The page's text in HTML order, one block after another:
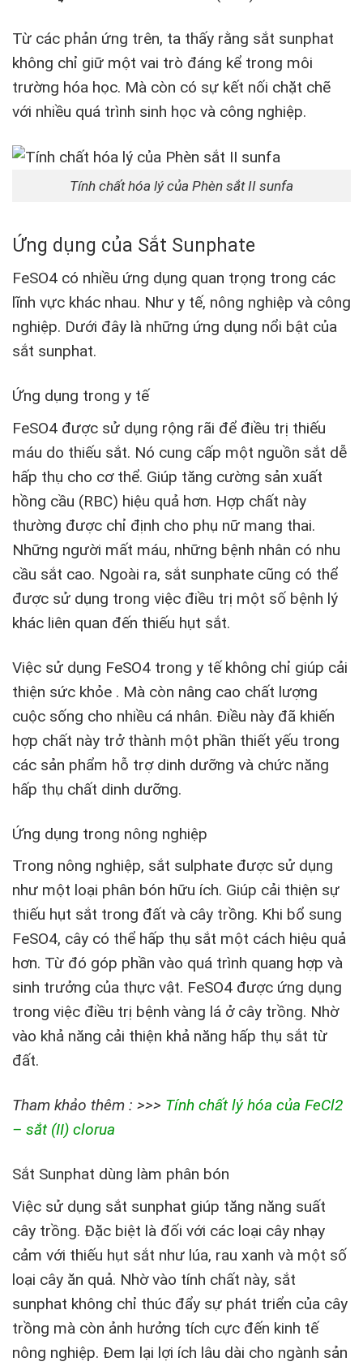
Từ các phản ứng trên, ta thấy rằng sắt sunphat
không chỉ giữ một vai trò đáng kể trong môi
trường hóa học. Mà còn có sự kết nối chặt chẽ
với nhiều quá trình sinh học và công nghiệp.
Tính chất hóa lý của Phèn sắt II sunfa
Ứng dụng của Sắt Sunphate
FeSO4 có nhiều ứng dụng quan trọng trong các
lĩnh vực khác nhau. Như y tế, nông nghiệp và công
nghiệp. Dưới đây là những ứng dụng nổi bật của
sắt sunphat.
Ứng dụng trong y tế
FeSO4 được sử dụng rộng rãi để điều trị thiếu
máu do thiếu sắt. Nó cung cấp một nguồn sắt dễ
hấp thụ cho cơ thể. Giúp tăng cường sản xuất
hồng cầu (RBC) hiệu quả hơn. Hợp chất này
thường được chỉ định cho phụ nữ mang thai.
Những người mất máu, những bệnh nhân có nhu
cầu sắt cao. Ngoài ra, sắt sunphate cũng có thể
được sử dụng trong việc điều trị một số bệnh lý
khác liên quan đến thiếu hụt sắt.
Việc sử dụng FeSO4 trong y tế không chỉ giúp cải
thiện sức khỏe . Mà còn nâng cao chất lượng
cuộc sống cho nhiều cá nhân. Điều này đã khiến
hợp chất này trở thành một phần thiết yếu trong
các sản phẩm hỗ trợ dinh dưỡng và chức năng
hấp thụ chất dinh dưỡng.
Ứng dụng trong nông nghiệp
Trong nông nghiệp, sắt sulphate được sử dụng
như một loại phân bón hữu ích. Giúp cải thiện sự
thiếu hụt sắt trong đất và cây trồng. Khi bổ sung
FeSO4, cây có thể hấp thụ sắt một cách hiệu quả
hơn. Từ đó góp phần vào quá trình quang hợp và
sinh trưởng của thực vật. FeSO4 được ứng dụng
trong việc điều trị bệnh vàng lá ở cây trồng. Nhờ
vào khả năng cải thiện khả năng hấp thụ sắt từ
đất.
Tham khảo thêm : >>> Tính chất lý hóa của FeCl2
– sắt (II) clorua
Sắt Sunphat dùng làm phân bón
Việc sử dụng sắt sunphat giúp tăng năng suất
cây trồng. Đặc biệt là đối với các loại cây nhạy
cảm với thiếu hụt sắt như lúa, rau xanh và một số
loại cây ăn quả. Nhờ vào tính chất này, sắt
sunphat không chỉ thúc đẩy sự phát triển của cây
trồng mà còn ảnh hưởng tích cực đến kinh tế
nông nghiệp. Đem lại lợi ích lâu dài cho ngành sản